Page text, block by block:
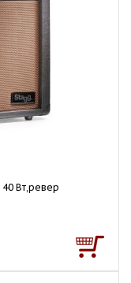
40 Вт,ревер